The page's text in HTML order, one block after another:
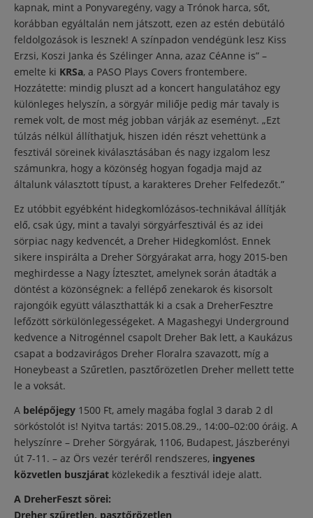
kapnak, mint a Ponyvaregény, vagy a Trónok harca, sőt,
korábban egyáltalán nem játszott, ezen az estén debütáló
feldolgozások is lesznek! A színpadon vendégünk lesz Kiss
Erzsi, Koszi Janka és Szélinger Anna, azaz CéAnne is” –
emelte ki KRSa, a PASO Plays Covers frontembere.
Hozzátette: mindig pluszt ad a koncert hangulatához egy
különleges helyszín, a sörgyár miliője pedig már tavaly is
remek volt, de most még jobban várják az eseményt. „Ezt
túlzás nélkül állíthatjuk, hiszen idén részt vehettünk a
fesztivál söreinek kiválasztásában és nagy izgalom lesz
számunkra, hogy a közönség hogyan fogadja majd az
általunk választott típust, a karakteres Dreher Felfedezőt.”
Ez utóbbit egyébként hidegkomlózásos-technikával állítják
elő, csak úgy, mint a tavalyi sörgyárfesztivál és az idei
sörpiac nagy kedvencét, a Dreher Hidegkomlóst. Ennek
sikere inspirálta a Dreher Sörgyárakat arra, hogy 2015-ben
meghirdesse a Nagy Íztesztet, amelynek során átadták a
döntést a közönségnek: a fellépő zenekarok és kisorsolt
rajongóik együtt választhatták ki a csak a DreherFesztre
lefőzött sörkülönlegességeket. A Magashegyi Underground
kedvence a Nitrogénnel csapolt Dreher Bak lett, a Kaukázus
csapat a bodzavirágos Dreher Floralra szavazott, míg a
Honeybeast a Szűretlen, pasztőrözetlen Dreher mellett tette
le a voksát.
A belépőjegy 1500 Ft, amely magába foglal 3 darab 2 dl
sörkóstolót is! Nyitva tartás: 2015.08.29., 14:00–02:00 óráig. A
helyszínre – Dreher Sörgyárak, 1106, Budapest, Jászberényi
út 7-11. – az Örs vezér teréről rendszeres, ingyenes
közvetlen buszjárat közlekedik a fesztivál ideje alatt.
A DreherFeszt sörei:
Dreher szűretlen, pasztőrözetlen